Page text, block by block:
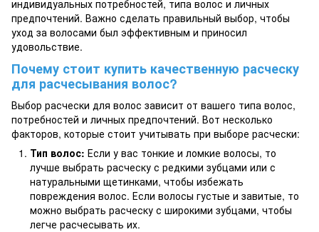
индивидуальных потребностей, типа волос и личных
предпочтений. Важно сделать правильный выбор, чтобы
уход за волосами был эффективным и приносил
удовольствие.
Почему стоит купить качественную расческу
для расчесывания волос?
Выбор расчески для волос зависит от вашего типа волос,
потребностей и личных предпочтений. Вот несколько
факторов, которые стоит учитывать при выборе расчески:
Тип волос: Если у вас тонкие и ломкие волосы, то
лучше выбрать расческу с редкими зубцами или с
натуральными щетинками, чтобы избежать
повреждения волос. Если волосы густые и завитые, то
можно выбрать расческу с широкими зубцами, чтобы
легче расчесывать их.